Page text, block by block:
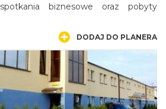
biznesowe oraz pobyty
DODAJ DO PLANERA